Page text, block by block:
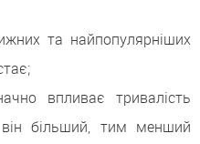
та найпопулярніших
впливає тривалість
більший, тим менший